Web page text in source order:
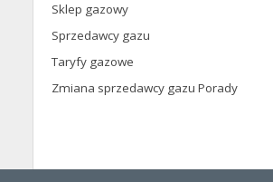
Sklep gazowy
Sprzedawcy gazu
Taryfy gazowe
Zmiana sprzedawcy gazu Porady